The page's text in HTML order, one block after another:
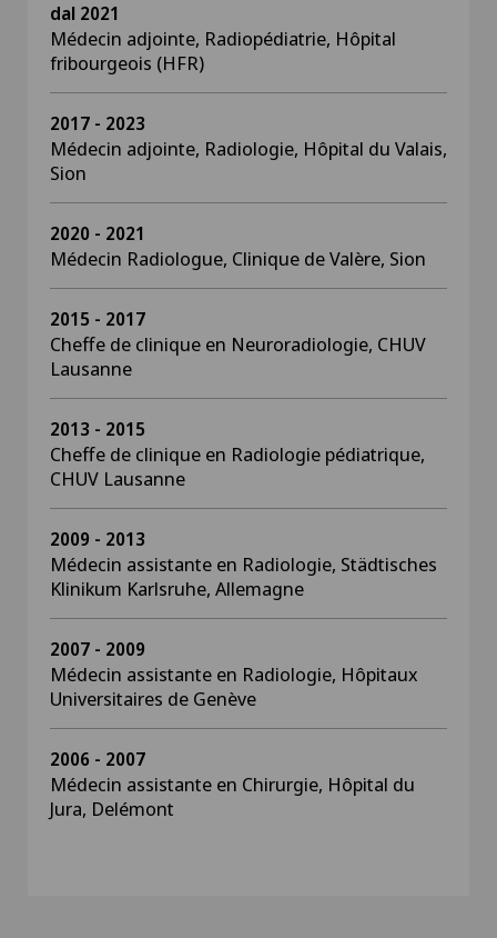
dal 2021
Médecin adjointe, Radiopédiatrie, Hôpital
fribourgeois (HFR)
2017 - 2023
Médecin adjointe, Radiologie, Hôpital du Valais,
Sion
2020 - 2021
Médecin Radiologue, Clinique de Valère, Sion
2015 - 2017
Cheffe de clinique en Neuroradiologie, CHUV
Lausanne
2013 - 2015
Cheffe de clinique en Radiologie pédiatrique,
CHUV Lausanne
2009 - 2013
Médecin assistante en Radiologie, Städtisches
Klinikum Karlsruhe, Allemagne
2007 - 2009
Médecin assistante en Radiologie, Hôpitaux
Universitaires de Genève
2006 - 2007
Médecin assistante en Chirurgie, Hôpital du
Jura, Delémont